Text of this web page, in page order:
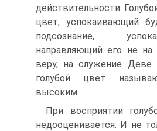
действительности.
цвет, успокаивающий
подсознание,
направляющий его не на
веру, на служение
голубой цвет
высоким.
При восприятии
недооценивается. И не